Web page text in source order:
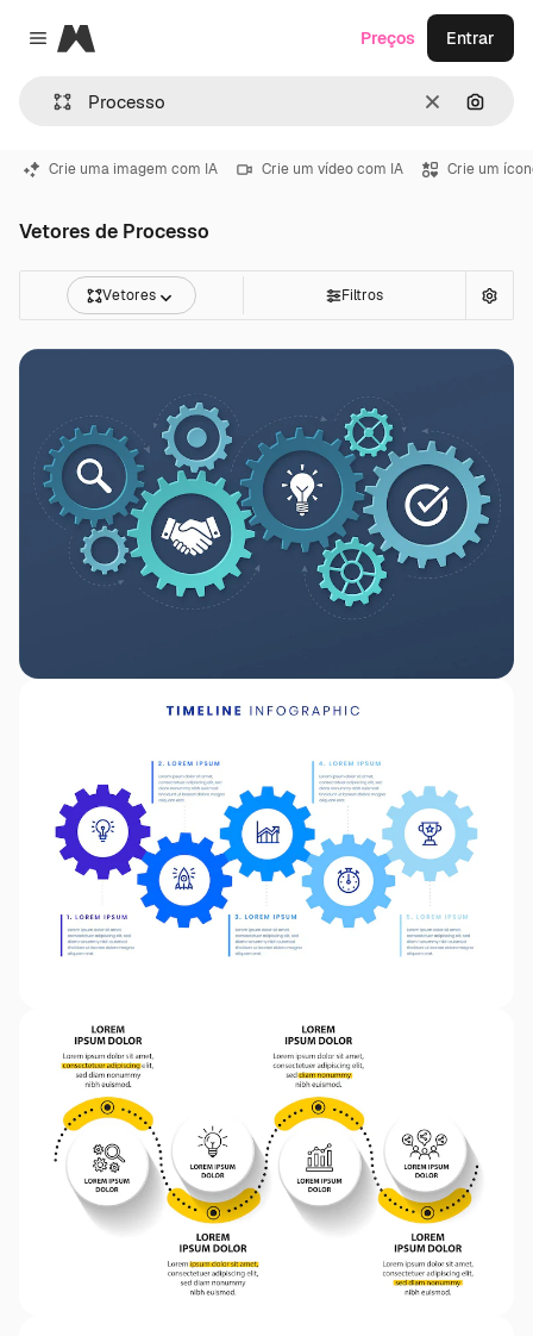
Close menu
Magnific
Limpar
Preços Entrar
Crie uma imagem com IA Crie um vídeo com IA Crie um
Vetores de Processo
Vetores Filtros